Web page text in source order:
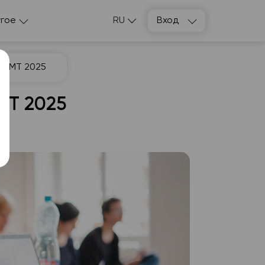
RU Вход
НМТ 2025
2025